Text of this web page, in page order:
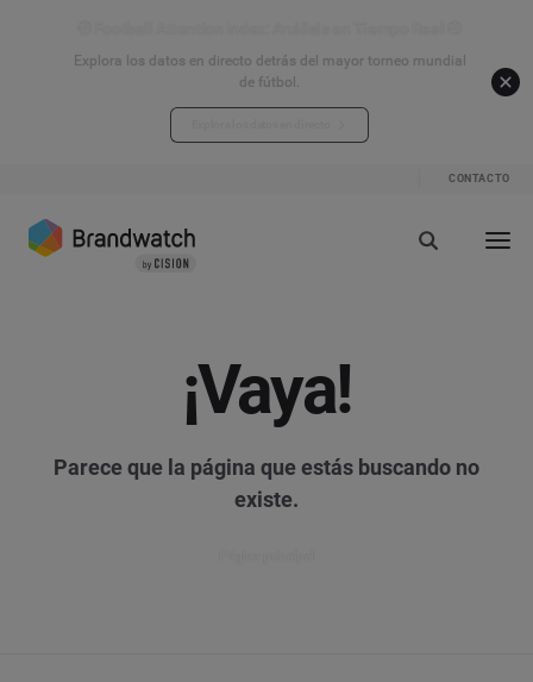
Explora los datos en directo detrás del mayor torneo mundial
de fútbol.
CONTACTO
¡Vaya!
Parece que la página que estás buscando no
existe.